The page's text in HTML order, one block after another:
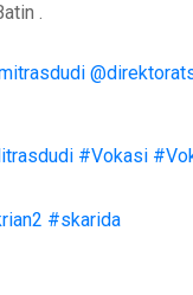
.
#Vokasi
#skarida